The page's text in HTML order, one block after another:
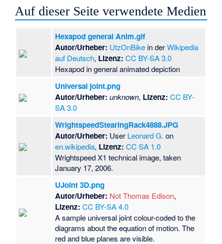
Auf dieser Seite verwendete Medien
Hexapod general Anim.gif
Autor/Urheber: UtzOnBike in derWikipedia
auf Deutsch, Lizenz: CC BY-SA 3.0
Hexapod in general animated depiction
Universal joint.png
Autor/Urheber: unknown, Lizenz: CC BY-
SA 3.0
WrightspeedStearingRack4888.JPG
Autor/Urheber: User Leonard G. on
en.wikipedia, Lizenz: CC SA 1.0
Wrightspeed X1 technical image, taken
January 17, 2006.
UJoint 3D.png
Autor/Urheber: Not Thomas Edison,
Lizenz: CC BY-SA 4.0
A sample universal joint colour-coded to the
diagrams about the equation of motion. The
red and blue planes are visible.